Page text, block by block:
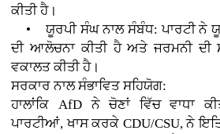
ਕੀਤੀ ਹੈ।
• ਯੂਰਪੀ ਸੰਘ ਨਾਲ ਸੰਬੰਧ: ਪਾਰਟੀ ਨੇ
ਦੀ ਆਲੋਚਨਾ ਕੀਤੀ ਹੈ ਅਤੇ ਜਰਮਨੀ ਦੀ
ਵਕਾਲਤ ਕੀਤੀ ਹੈ।
ਸਰਕਾਰ ਨਾਲ ਸੰਭਾਵਿਤ ਸਹਿਯੋਗ:
ਹਾਲਾਂਕਿ AfD ਨੇ ਚੋਣਾਂ ਵਿੱਚ ਵਾਧਾ
ਪਾਰਟੀਆਂ, ਖਾਸ ਕਰਕੇ CDU/CSU, ਨੇ